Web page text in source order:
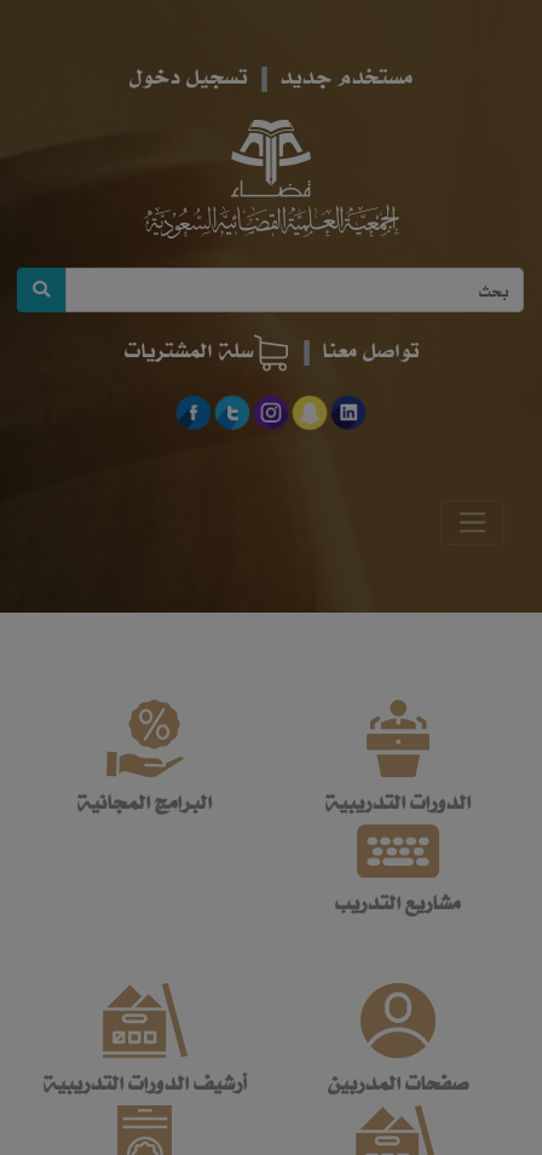
مستخدم جديد تسجيل دخول
تواصل معنا سلة المشتريات
الدورات التدريبية البرامج المجانية
مشاريع التدريب
صفحات المدربين أرشيف الدورات التدريبية